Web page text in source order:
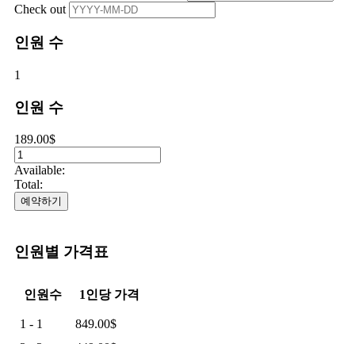
Check out
인원 수
1
인원 수
189.00$
Available:
Total:
예약하기
인원별 가격표
인원수 1인당 가격
1 - 1 849.00$